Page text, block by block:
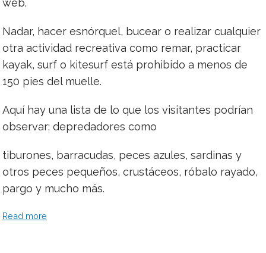
web.
Nadar, hacer esnórquel, bucear o realizar cualquier
otra actividad recreativa como remar, practicar
kayak, surf o kitesurf está prohibido a menos de
150 pies del muelle.
Aquí hay una lista de lo que los visitantes podrían
observar: depredadores como
tiburones, barracudas, peces azules, sardinas y
otros peces pequeños, crustáceos, róbalo rayado,
pargo y mucho más.
Read more